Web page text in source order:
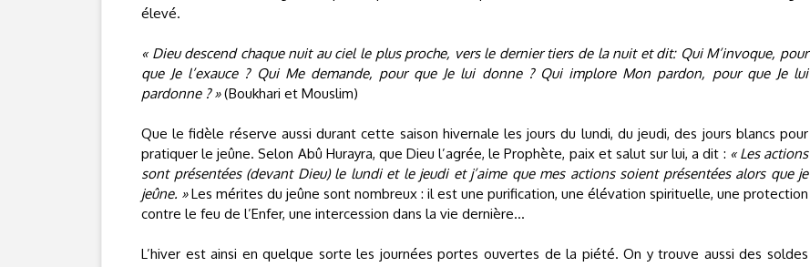
élevé.
« Dieu descend chaque nuit au ciel le plus proche, vers le dernier tiers de la nuit et dit: Qui M’invoque, pour
que Je l’exauce ? Qui Me demande, pour que Je lui donne ? Qui implore Mon pardon, pour que Je lui
pardonne ? »(Boukhari et Mouslim)
Que le fidèle réserve aussi durant cette saison hivernale les jours du lundi, du jeudi, des jours blancs pour
pratiquer le jeûne. Selon Abû Hurayra, que Dieu l’agrée, le Prophète, paix et salut sur lui, a dit : « Les actions
sont présentées (devant Dieu) le lundi et le jeudi et j’aime que mes actions soient présentées alors que je
jeûne. »Les mérites du jeûne sont nombreux : il est une purification, une élévation spirituelle, une protection
contre le feu de l’Enfer, une intercession dans la vie dernière…
L’hiver est ainsi en quelque sorte les journées portes ouvertes de la piété. On y trouve aussi des soldes